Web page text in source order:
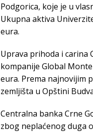
Podgorica, koje je u
Ukupna aktiva
eura.
Uprava prihoda i carina
kompanije Global
eura. Prema najnovijim
zemljišta u Opštini
Centralna banka Crne
zbog neplaćenog duga